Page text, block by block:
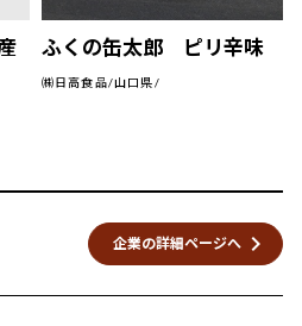
ふくの缶太郎 ピリ辛味
㈱日高食品/山口県/
企業の詳細ページへ keyboard_arrow_right